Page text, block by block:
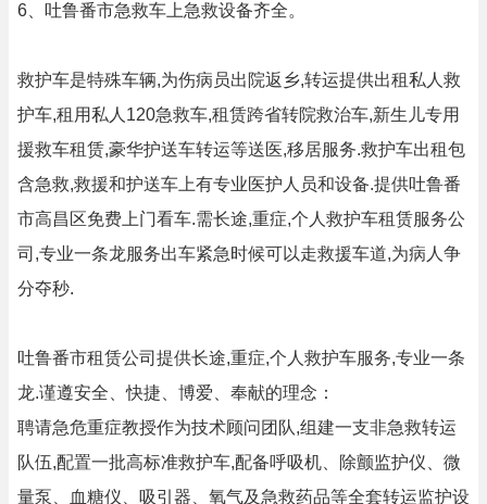
6、吐鲁番市急救车上急救设备齐全。
救护车是特殊车辆,为伤病员出院返乡,转运提供出租私人救
护车,租用私人120急救车,租赁跨省转院救治车,新生儿专用
援救车租赁,豪华护送车转运等送医,移居服务.救护车出租包
含急救,救援和护送车上有专业医护人员和设备.提供吐鲁番
市高昌区免费上门看车.需长途,重症,个人救护车租赁服务公
司,专业一条龙服务出车紧急时候可以走救援车道,为病人争
分夺秒.
吐鲁番市租赁公司提供长途,重症,个人救护车服务,专业一条
龙.谨遵安全、快捷、博爱、奉献的理念：
聘请急危重症教授作为技术顾问团队,组建一支非急救转运
队伍,配置一批高标准救护车,配备呼吸机、除颤监护仪、微
量泵、血糖仪、吸引器、氧气及急救药品等全套转运监护设